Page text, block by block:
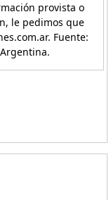
provista o
le pedimos que
Fuente: